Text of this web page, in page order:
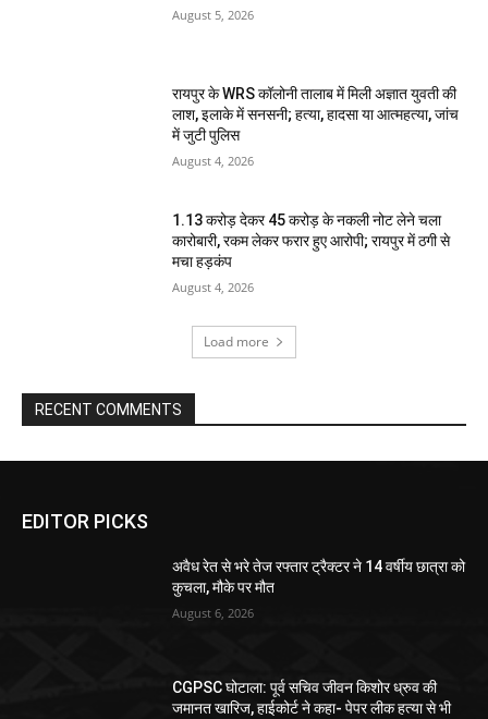
August 5, 2026
रायपुर के WRS कॉलोनी तालाब में मिली अज्ञात युवती की
लाश, इलाके में सनसनी; हत्या, हादसा या आत्महत्या, जांच
में जुटी पुलिस
August 4, 2026
1.13 करोड़ देकर 45 करोड़ के नकली नोट लेने चला
कारोबारी, रकम लेकर फरार हुए आरोपी; रायपुर में ठगी से
मचा हड़कंप
August 4, 2026
Load more
RECENT COMMENTS
EDITOR PICKS
अवैध रेत से भरे तेज रफ्तार ट्रैक्टर ने 14 वर्षीय छात्रा को
कुचला, मौके पर मौत
August 6, 2026
CGPSC घोटाला: पूर्व सचिव जीवन किशोर ध्रुव की
जमानत खारिज, हाईकोर्ट ने कहा- पेपर लीक हत्या से भी